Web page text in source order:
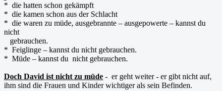
* die hatten schon gekämpft
* die kamen schon aus der Schlacht
* die waren zu müde, ausgebrannte – ausgepowerte – kannst du
nicht
gebrauchen.
* Feiglinge – kannst du nicht gebrauchen.
* Müde – kannst du nicht gebrauchen.
Doch David ist nicht zu müde - er geht weiter - er gibt nicht auf,
ihm sind die Frauen und Kinder wichtiger als sein Befinden.